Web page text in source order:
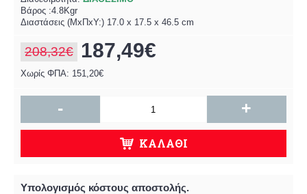
Βάρος :4.8Kgr
Διαστάσεις (MxΠxΥ:) 17.0 x 17.5 x 46.5 cm
208,32€ 187,49€
Χωρίς ΦΠΑ: 151,20€
- +
ΚΑΛΆΘΙ
Υπολογισμός κόστους αποστολής.